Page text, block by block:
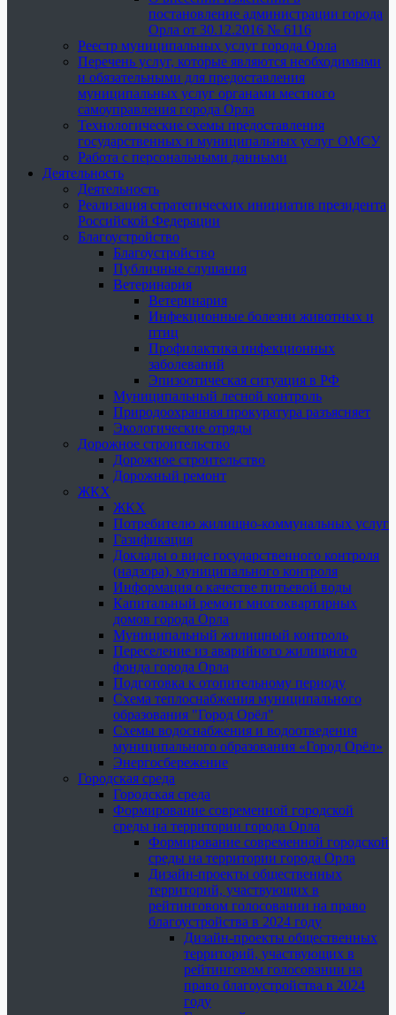
постановление администрации города
Орла от 30.12.2016 № 6116
Реестр муниципальных услуг города Орла
Перечень услуг, которые являются необходимыми
и обязательными для предоставления
муниципальных услуг органами местного
самоуправления города Орла
Технологические схемы предоставления
государственных и муниципальных услуг ОМСУ
Работа с персональными данными
Деятельность
Деятельность
Реализация стратегических инициатив президента
Российской Федерации
Благоустройство
Благоустройство
Публичные слушания
Ветеринария
Ветеринария
Инфекционные болезни животных и
птиц
Профилактика инфекционных
заболеваний
Эпизоотическая ситуация в РФ
Муниципальный лесной контроль
Природоохранная прокуратура разъясняет
Экологические отряды
Дорожное строительство
Дорожное строительство
Дорожный ремонт
ЖКХ
ЖКХ
Потребителю жилищно-коммунальных услуг
Газификация
Доклады о виде государственного контроля
(надзора), муниципального контроля
Информация о качестве питьевой воды
Капитальный ремонт многоквартирных
домов города Орла
Муниципальный жилищный контроль
Переселение из аварийного жилищного
фонда города Орла
Подготовка к отопительному периоду
Схема теплоснабжения муниципального
образования "Город Орёл"
Схемы водоснабжения и водоотведения
муниципального образования «Город Орёл»
Энергосбережение
Городская среда
Городская среда
Формирование современной городской
среды на территории города Орла
Формирование современной городской
среды на территории города Орла
Дизайн-проекты общественных
территорий, участвующих в
рейтинговом голосовании на право
благоустройства в 2024 году
Дизайн-проекты общественных
территорий, участвующих в
рейтинговом голосовании на
право благоустройства в 2024
году